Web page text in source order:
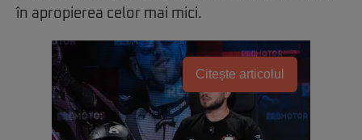
în apropierea celor mai mici.
Citește articolul